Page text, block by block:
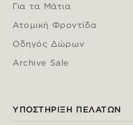
Για τα Μάτια
Ατομική Φροντίδα
Οδηγός Δώρων
Archive Sale
ΥΠΟΣΤΉΡΙΞΗ ΠΕΛΑΤΏΝ